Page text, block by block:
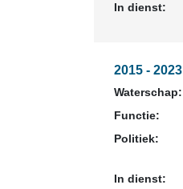
In dienst:
2015 - 2023
Waterschap:
Functie:
Politiek:
In dienst: